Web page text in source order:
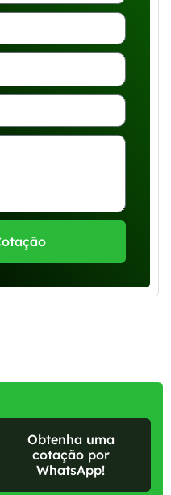
Obtenha uma
cotação por
WhatsApp!